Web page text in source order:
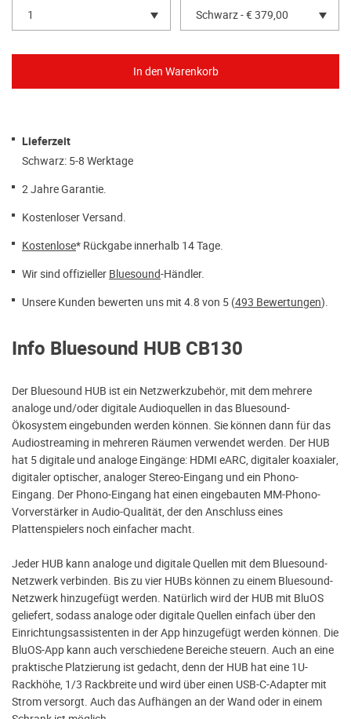
1 Schwarz - € 379,00
Lieferzeit
Schwarz: 5-8 Werktage
2 Jahre Garantie.
Kostenloser Versand.
Kostenlose* Rückgabe innerhalb 14 Tage.
Wir sind offizieller Bluesound-Händler.
Unsere Kunden bewerten uns mit 4.8 von 5 (493 Bewertungen).
Info Bluesound HUB CB130
Der Bluesound HUB ist ein Netzwerkzubehör, mit dem mehrere
analoge und/oder digitale Audioquellen in das Bluesound-
Ökosystem eingebunden werden können. Sie können dann für das
Audiostreaming in mehreren Räumen verwendet werden. Der HUB
hat 5 digitale und analoge Eingänge: HDMI eARC, digitaler koaxialer,
digitaler optischer, analoger Stereo-Eingang und ein Phono-
Eingang. Der Phono-Eingang hat einen eingebauten MM-Phono-
Vorverstärker in Audio-Qualität, der den Anschluss eines
Plattenspielers noch einfacher macht.
Jeder HUB kann analoge und digitale Quellen mit dem Bluesound-
Netzwerk verbinden. Bis zu vier HUBs können zu einem Bluesound-
Netzwerk hinzugefügt werden. Natürlich wird der HUB mit BluOS
geliefert, sodass analoge oder digitale Quellen einfach über den
Einrichtungsassistenten in der App hinzugefügt werden können. Die
BluOS-App kann auch verschiedene Bereiche steuern. Auch an eine
praktische Platzierung ist gedacht, denn der HUB hat eine 1U-
Rackhöhe, 1/3 Rackbreite und wird über einen USB-C-Adapter mit
Strom versorgt. Auch das Aufhängen an der Wand oder in einem